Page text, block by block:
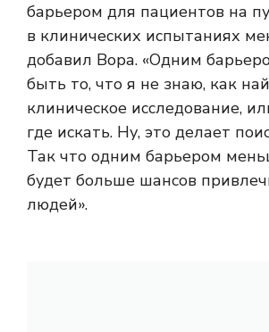
барьером для пациентов на
в клинических испытаниях
добавил Вора. «Одним
быть то, что я не знаю, как
клиническое исследование,
где искать. Ну, это делает
Так что одним барьером
будет больше шансов
людей».